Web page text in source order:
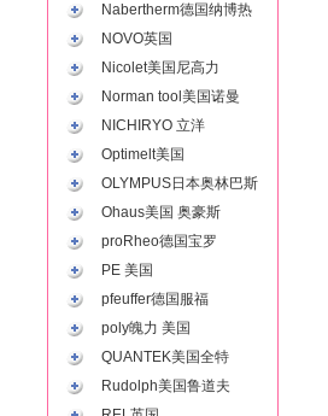
Nabertherm德国纳博热
NOVO英国
Nicolet美国尼高力
Norman tool美国诺曼
NICHIRYO 立洋
Optimelt美国
OLYMPUS日本奥林巴斯
Ohaus美国 奥豪斯
proRheo德国宝罗
PE 美国
pfeuffer德国服福
poly魄力 美国
QUANTEK美国全特
Rudolph美国鲁道夫